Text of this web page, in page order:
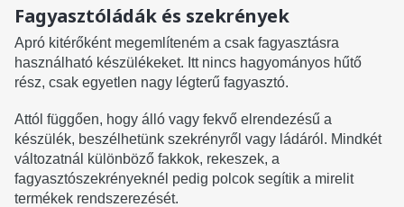
Fagyasztóládák és szekrények
Apró kitérőként megemlíteném a csak fagyasztásra
használható készülékeket. Itt nincs hagyományos hűtő
rész, csak egyetlen nagy légterű fagyasztó.
Attól függően, hogy álló vagy fekvő elrendezésű a
készülék, beszélhetünk szekrényről vagy ládáról. Mindkét
változatnál különböző fakkok, rekeszek, a
fagyasztószekrényeknél pedig polcok segítik a mirelit
termékek rendszerezését.